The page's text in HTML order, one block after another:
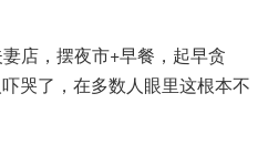
店，摆夜市+早餐，起早贪
哭了，在多数人眼里这根本不